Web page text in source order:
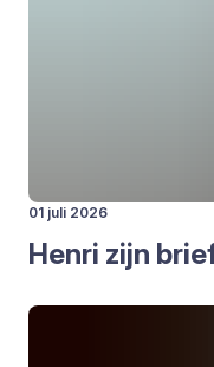
01 juli 2026
Hen­ri zijn